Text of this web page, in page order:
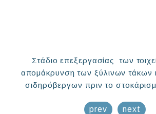
Στάδιο επεξεργασίας των
απομάκρυνση των ξύλινων τάκων
σιδηρόβεργων πριν το
prev
next